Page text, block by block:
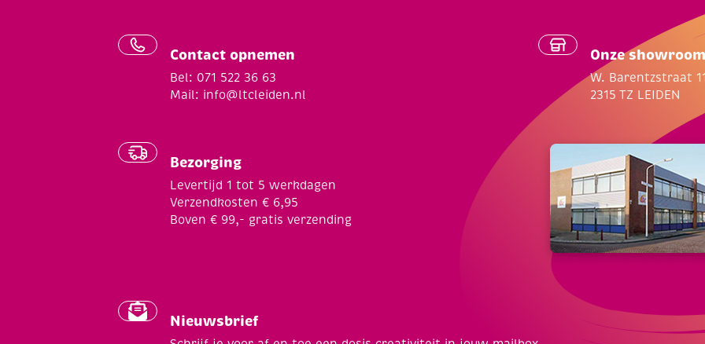
Contact opnemen
Bel: 071 522 36 63
Mail: info@ltcleiden.nl
Bezorging
Levertijd 1 tot 5 werkdagen
Verzendkosten € 6,95
Boven € 99,- gratis verzending
Onze showroom
W. Barentzstraat
2315 TZ LEIDEN
Nieuwsbrief